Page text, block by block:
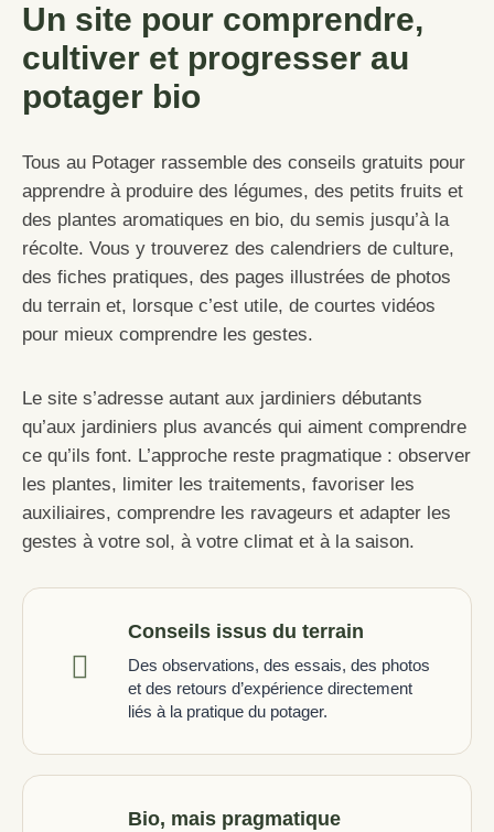
Un site pour comprendre,
cultiver et progresser au
potager bio
Tous au Potager rassemble des conseils gratuits pour
apprendre à produire des légumes, des petits fruits et
des plantes aromatiques en bio, du semis jusqu’à la
récolte. Vous y trouverez des calendriers de culture,
des fiches pratiques, des pages illustrées de photos
du terrain et, lorsque c’est utile, de courtes vidéos
pour mieux comprendre les gestes.
Le site s’adresse autant aux jardiniers débutants
qu’aux jardiniers plus avancés qui aiment comprendre
ce qu’ils font. L’approche reste pragmatique : observer
les plantes, limiter les traitements, favoriser les
auxiliaires, comprendre les ravageurs et adapter les
gestes à votre sol, à votre climat et à la saison.
Conseils issus du terrain
Des observations, des essais, des photos
et des retours d’expérience directement
liés à la pratique du potager.
Bio, mais pragmatique